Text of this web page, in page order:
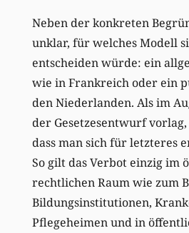
Neben der konkreten
unklar, für welches Modell
entscheiden würde: ein
wie in Frankreich oder ein
den Niederlanden. Als im
der Gesetzesentwurf
dass man sich für letzteres
So gilt das Verbot einzig im
rechtlichen Raum wie zum
Bildungsinstitutionen,
Pflegeheimen und in